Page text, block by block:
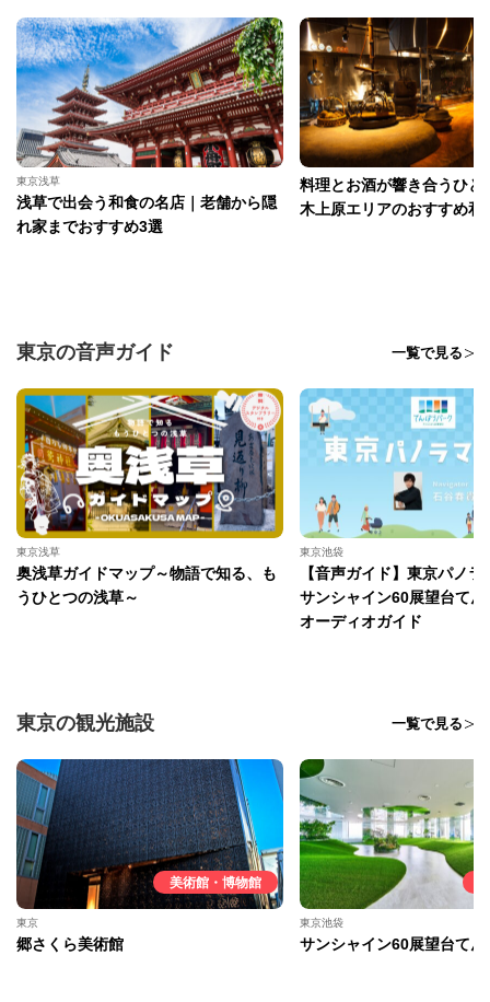
東京浅草
浅草で出会う和食の名店｜老舗から隠
れ家までおすすめ3選
料理とお酒が響き合うひと
木上原エリアのおすすめ和
東京の音声ガイド 一覧で見る
東京浅草
奥浅草ガイドマップ～物語で知る、も
うひとつの浅草～
東京池袋
【音声ガイド】東京パノ
サンシャイン60展望台てん
オーディオガイド
東京の観光施設 一覧で見る
美術館・博物館
東京
郷さくら美術館
東京池袋
サンシャイン60展望台てん